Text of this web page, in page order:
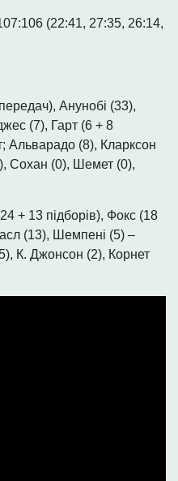
(22:41, 27:35, 26:14,
Анунобі (33),
(7), Гарт (6 + 8
Альварадо (8), Кларксон
Сохан (0), Шемет (0),
+ 13 підборів), Фокс (18
(13), Шемпені (5) –
К. Джонсон (2), Корнет